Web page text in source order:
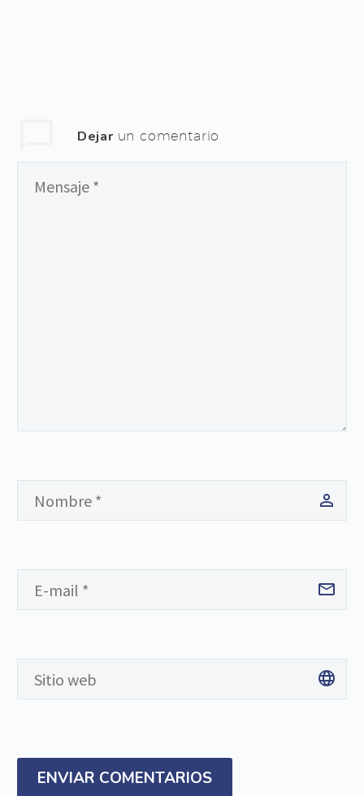
Dejar un comentario
ENVIAR COMENTARIOS